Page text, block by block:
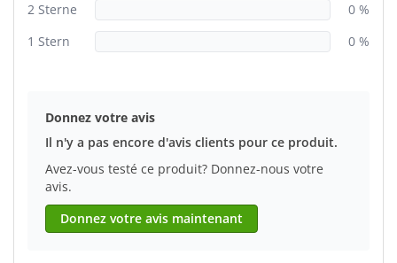
2 Sterne
0 %
1 Stern
0 %
Donnez votre avis
Il n'y a pas encore d'avis clients pour ce produit.
Avez-vous testé ce produit? Donnez-nous votre
avis.
Donnez votre avis maintenant